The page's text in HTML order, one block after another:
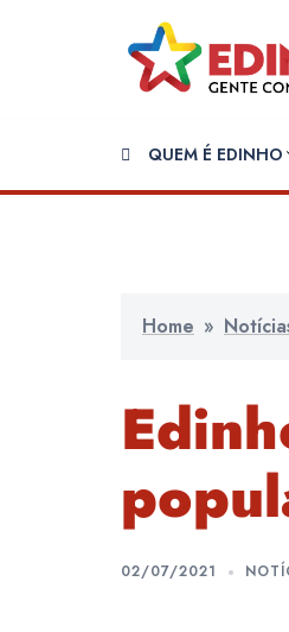
QUEM É EDINHO
Home »
02/07/2021